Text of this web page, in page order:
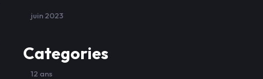
juin 2023
Categories
12 ans